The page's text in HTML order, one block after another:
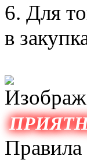
6. Для
в